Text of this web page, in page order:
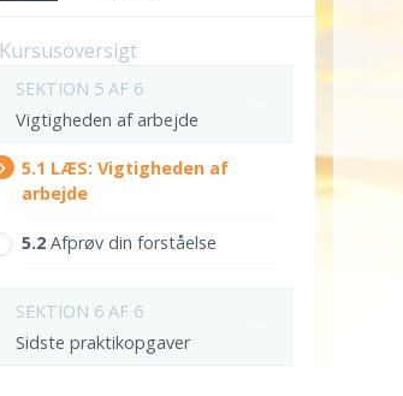
Kursusoversigt
SEKTION 5 AF 6
Vigtigheden af arbejde
5.‎1 LÆS: Vigtigheden af
arbejde
5.‎2 Afprøv din forståelse
SEKTION 6 AF 6
Sidste praktikopgaver